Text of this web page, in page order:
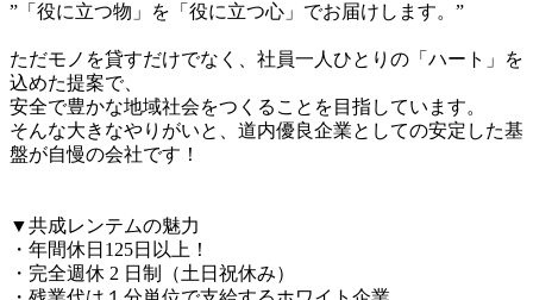
”「役に立つ物」を「役に立つ心」でお届けします。”
ただモノを貸すだけでなく、社員一人ひとりの「ハート」を
込めた提案で、
安全で豊かな地域社会をつくることを目指しています。
そんな大きなやりがいと、道内優良企業としての安定した基
盤が自慢の会社です！
▼共成レンテムの魅力
・年間休日125日以上！
・完全週休 2 日制（土日祝休み）